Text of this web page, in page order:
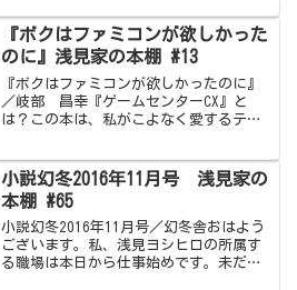
られる生き方は同級生としても参考にな
ります。『スピードは熱を生み、量は質
を生む』。
『ボクはファミコンが欲しかった
のに』浅見家の本棚 #13
『ボクはファミコンが欲しかったのに』
／岐部 昌幸『ゲームセンターCX』と
は？この本は、私がこよなく愛するテレ
岐部先生と呼ばせて頂きましょう。その
岐部先生によって書か...
小説幻冬2016年11月号 浅見家の
本棚 #65
小説幻冬2016年11月号／幻冬舎おはよう
ございます。私、浅見ヨシヒロの所属す
る職場は本日から仕事始めです。未だ、